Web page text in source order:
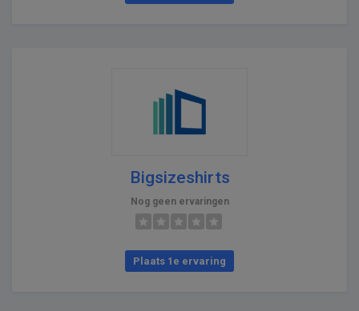
Bigsizeshirts
Nog geen ervaringen
Plaats 1e ervaring